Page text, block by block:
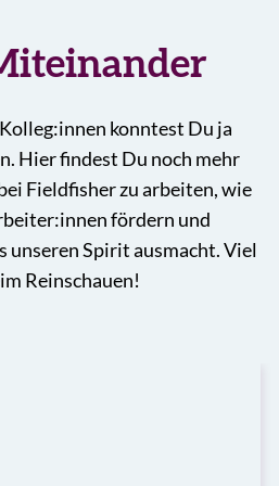
konntest Du ja
Hier findest Du noch mehr
Fieldfisher zu arbeiten, wie
fördern und
unseren Spirit ausmacht. Viel
Reinschauen!